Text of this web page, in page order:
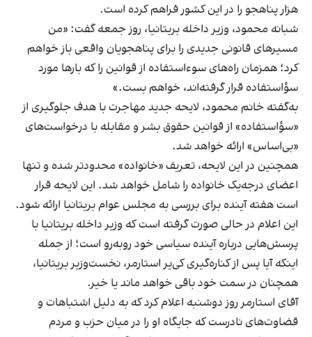
هزار پناهجو را در این کشور فراهم کرده است.
شبانه محمود، وزیر داخله بریتانیا، روز جمعه گفت: «من
مسیرهای قانونی جدیدی را برای پناهجویان واقعی باز خواهم
کرد؛ همزمان راه‌های سوءاستفاده از قوانین را که بارها مورد
سؤاستفاده قرار گرفته‌اند، خواهم بست.»
به‌گفته خانم محمود، لایحه جدید مهاجرت با هدف جلوگیری از
«سؤاستفاده» از قوانین حقوق‌ بشر و مقابله با درخواست‌های
«بی‌اساس» ارائه خواهد شد.
همچنین در این لایحه، تعریف «خانواده» محدودتر شده و تنها
اعضای درجه‌یک خانواده را شامل خواهد شد. این لایحه قرار
است هفته آینده برای بررسی به مجلس عوام بریتانیا ارائه شود.
این اعلام در حالی صورت گرفته است که وزیر داخله بریتانیا با
پرسش‌هایی درباره آینده سیاسی خود روبه‌رو است؛ از جمله
اینکه آیا پس از کناره‌گیری کی‌یر استارمر، نخست‌وزیر بریتانیا،
همچنان در سمت خود باقی خواهد ماند یا خیر.
آقای استارمر روز دوشنبه اعلام کرد که به دلیل اشتباهات و
قضاوت‌های نادرست که جایگاه او را در میان حزب و مردم